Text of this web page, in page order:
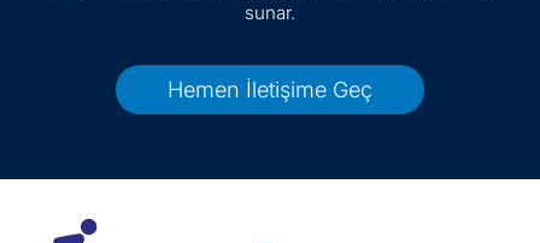
sunar.
Hemen İletişime Geç